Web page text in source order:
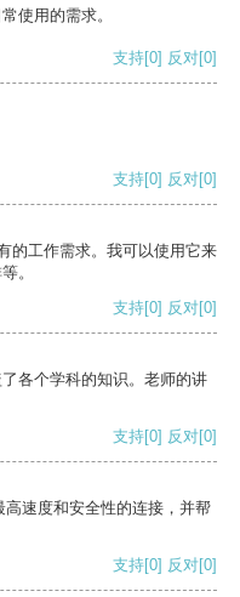
使用的需求。
支持[0] 反对[0]
支持[0] 反对[0]
的工作需求。我可以使用它来
。
支持[0] 反对[0]
各个学科的知识。老师的讲
支持[0] 反对[0]
速度和安全性的连接，并帮
支持[0] 反对[0]